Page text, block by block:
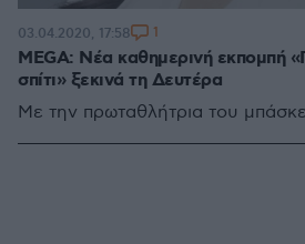
MEGA: Νέα καθημερινή εκπομπή
σπίτι» ξεκινά τη Δευτέρα
Με την πρωταθλήτρια του
03.04.2020, 17:58 1